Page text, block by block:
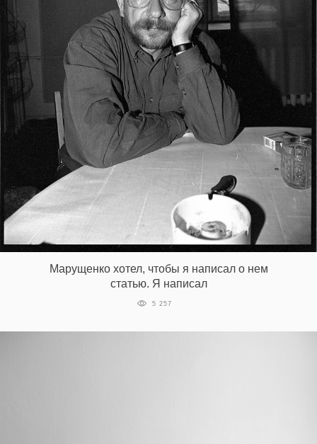
Марущенко хотел, чтобы я написал о нем
статью. Я написал
5 257